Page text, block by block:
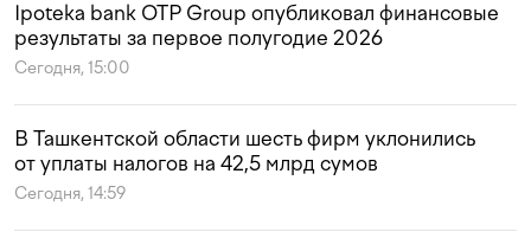
Ipoteka bank OTP Group опубликовал финансовые
результаты за первое полугодие 2026
Сегодня, 15:00
В Ташкентской области шесть фирм уклонились
от уплаты налогов на 42,5 млрд сумов
Сегодня, 14:59